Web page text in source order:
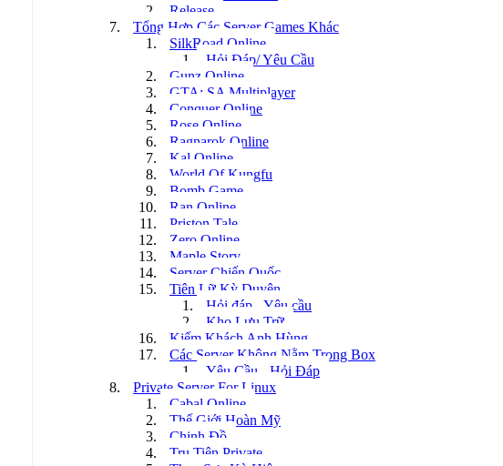
Release
Tổng Hợp Các Server Games Khác
SilkRoad Online
Hỏi Đáp/ Yêu Cầu
Gunz Online
GTA: SA Multiplayer
Conquer Online
Rose Online
Ragnarok Online
Kal Online
World Of Kungfu
Bomb Game
Ran Online
Priston Tale
Zero Online
Maple Story
Server Chiến Quốc
Tiên Lữ Kỳ Duyên
Hỏi đáp - Yêu cầu
Kho Lưu Trữ
Kiếm Khách Anh Hùng
Các Server Không Nằm Trong Box
Yêu Cầu - Hỏi Đáp
Private Server For Linux
Cabal Online
Thế Giới Hoàn Mỹ
Chinh Đồ
Tru Tiên Private